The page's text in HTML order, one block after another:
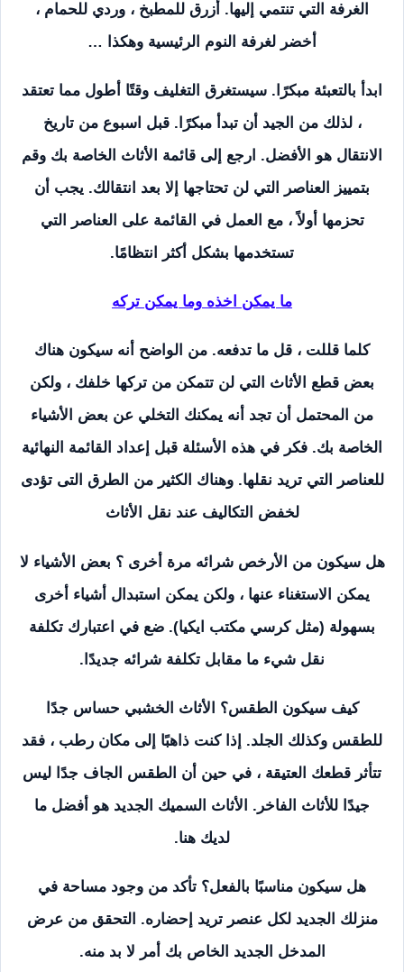
الغرفة التي تنتمي إليها. أزرق للمطبخ ، وردي للحمام ،
أخضر لغرفة النوم الرئيسية وهكذا …
ابدأ بالتعبئة مبكرًا. سيستغرق التغليف وقتًا أطول مما تعتقد
، لذلك من الجيد أن تبدأ مبكرًا. قبل اسبوع من تاريخ
الانتقال هو الأفضل. ارجع إلى قائمة الأثاث الخاصة بك وقم
بتمييز العناصر التي لن تحتاجها إلا بعد انتقالك. يجب أن
تحزمها أولاً ، مع العمل في القائمة على العناصر التي
تستخدمها بشكل أكثر انتظامًا.
ما يمكن اخذه وما يمكن تركه
كلما قللت ، قل ما تدفعه. من الواضح أنه سيكون هناك
بعض قطع الأثاث التي لن تتمكن من تركها خلفك ، ولكن
من المحتمل أن تجد أنه يمكنك التخلي عن بعض الأشياء
الخاصة بك. فكر في هذه الأسئلة قبل إعداد القائمة النهائية
للعناصر التي تريد نقلها. وهناك الكثير من الطرق التى تؤدى
لخفض التكاليف عند نقل الأثاث
هل سيكون من الأرخص شرائه مرة أخرى ؟ بعض الأشياء لا
يمكن الاستغناء عنها ، ولكن يمكن استبدال أشياء أخرى
بسهولة (مثل كرسي مكتب ايكيا). ضع في اعتبارك تكلفة
نقل شيء ما مقابل تكلفة شرائه جديدًا.
كيف سيكون الطقس؟ الأثاث الخشبي حساس جدًا
للطقس وكذلك الجلد. إذا كنت ذاهبًا إلى مكان رطب ، فقد
تتأثر قطعك العتيقة ، في حين أن الطقس الجاف جدًا ليس
جيدًا للأثاث الفاخر. الأثاث السميك الجديد هو أفضل ما
لديك هنا.
هل سيكون مناسبًا بالفعل؟ تأكد من وجود مساحة في
منزلك الجديد لكل عنصر تريد إحضاره. التحقق من عرض
المدخل الجديد الخاص بك أمر لا بد منه.